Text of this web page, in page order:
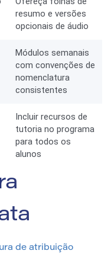
resumo e versões
opcionais de áudio
Módulos semanais
com convenções de
nomenclatura
consistentes
Incluir recursos de
tutoria no programa
para todos os
alunos
de atribuição